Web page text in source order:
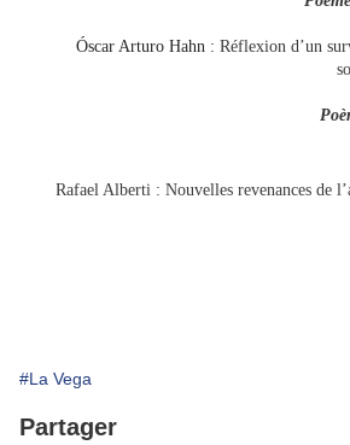
Óscar Arturo Hahn : Réflexion d’un
Rafael Alberti : Nouvelles revenances de
#La Vega
Partager